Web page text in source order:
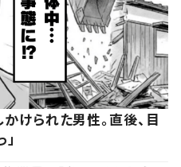
けられた男性。直後、目